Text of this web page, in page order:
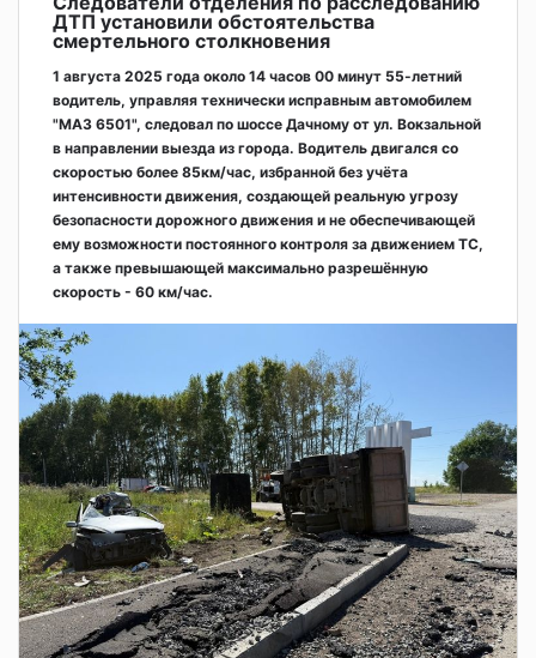
ДТП установили обстоятельства
смертельного столкновения
1 августа 2025 года около 14 часов 00 минут 55-летний
водитель, управляя технически исправным автомобилем
"МАЗ 6501", следовал по шоссе Дачному от ул. Вокзальной
в направлении выезда из города. Водитель двигался со
скоростью более 85км/час, избранной без учёта
интенсивности движения, создающей реальную угрозу
безопасности дорожного движения и не обеспечивающей
ему возможности постоянного контроля за движением ТС,
а также превышающей максимально разрешённую
скорость - 60 км/час.